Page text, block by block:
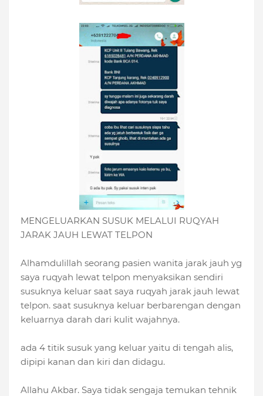
MENGELUARKAN SUSUK MELALUI RUQYAH
JARAK JAUH LEWAT TELPON
Alhamdulillah seorang pasien wanita jarak jauh yg
saya ruqyah lewat telpon menyaksikan sendiri
susuknya keluar saat saya ruqyah jarak jauh lewat
telpon. saat susuknya keluar berbarengan dengan
keluarnya darah dari kulit wajahnya.
ada 4 titik susuk yang keluar yaitu di tengah alis,
dipipi kanan dan kiri dan didagu.
Allahu Akbar. Saya tidak sengaja temukan tehnik